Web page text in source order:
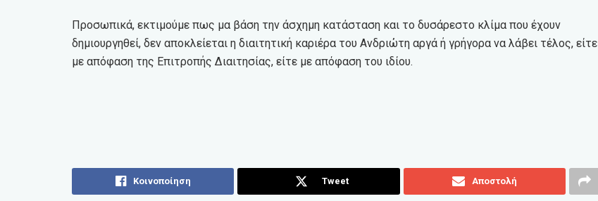
Προσωπικά, εκτιμούμε πως μα βάση την άσχημη κατάσταση και το δυσάρεστο κλίμα που έχουν
δημιουργηθεί, δεν αποκλείεται η διαιτητική καριέρα του Ανδριώτη αργά ή γρήγορα να λάβει τέλος, είτε
με απόφαση της Επιτροπής Διαιτησίας, είτε με απόφαση του ιδίου.
Κοινοποίηση Tweet Αποστολή